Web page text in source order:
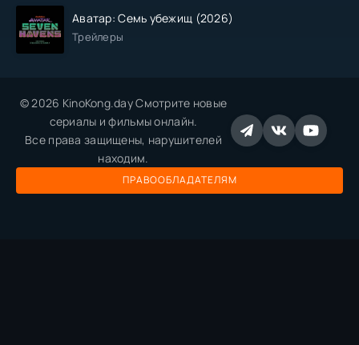
Аватар: Семь убежищ (2026)
Трейлеры
© 2026 KinoKong.day Смотрите новые
сериалы и фильмы онлайн.
Все права защищены, нарушителей
находим.
ПРАВООБЛАДАТЕЛЯМ